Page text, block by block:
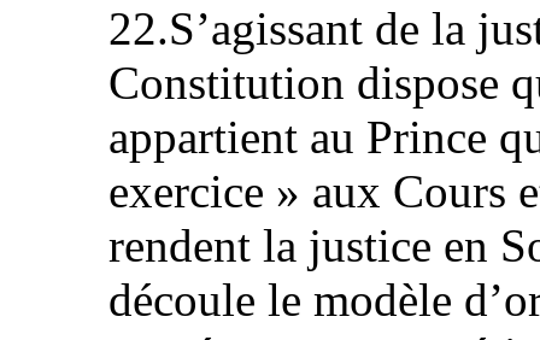
22.S’agissant de la
Constitution dispose
appartient au Prince
exercice » aux Cours
rendent la justice en
découle le modèle